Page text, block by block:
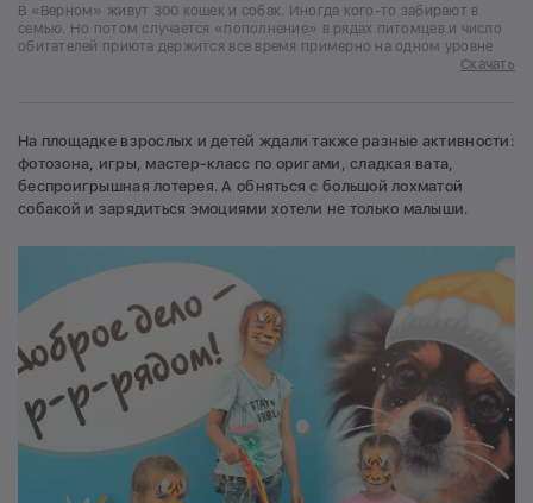
В «Верном» живут 300 кошек и собак. Иногда кого-то забирают в
семью. Но потом случается «пополнение» в рядах питомцев и число
обитателей приюта держится все время примерно на одном уровне
Скачать
На площадке взрослых и детей ждали также разные активности:
фотозона, игры, мастер-класс по оригами, сладкая вата,
беспроигрышная лотерея. А обняться с большой лохматой
собакой и зарядиться эмоциями хотели не только малыши.